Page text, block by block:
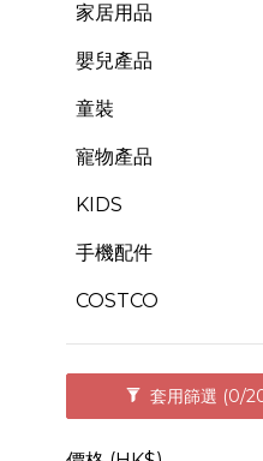
家居用品
嬰兒產品
童裝
寵物產品
KIDS
手機配件
COSTCO
套用篩選 (0/